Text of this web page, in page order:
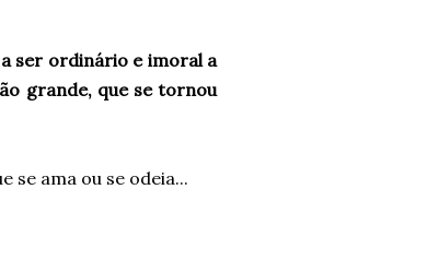
ser ordinário e imoral a
grande, que se tornou
se ama ou se odeia...